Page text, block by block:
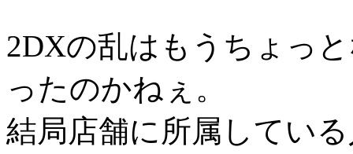
2DXの乱はもうちょっ
ったのかねぇ。
結局店舗に所属してい